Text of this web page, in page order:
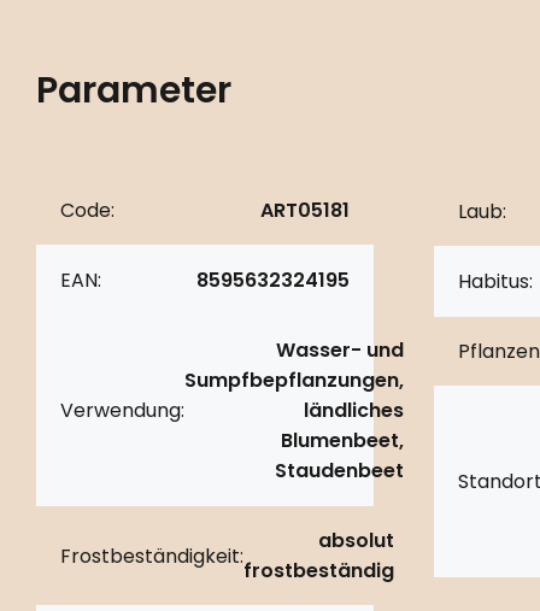
Parameter
Code: ART05181
EAN: 8595632324195
Verwendung:
Wasser- und
Sumpfbepflanzungen,
ländliches
Blumenbeet,
Staudenbeet
Frostbeständigkeit:
absolut
frostbeständig
Laub:
Habitus: